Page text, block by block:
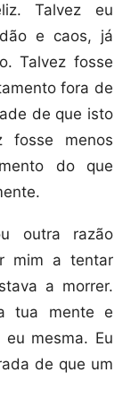
Talvez eu
e caos, já
Talvez fosse
fora de
de que isto
fosse menos
do que
outra razão
mim a tentar
a morrer.
tua mente e
mesma. Eu
de que um